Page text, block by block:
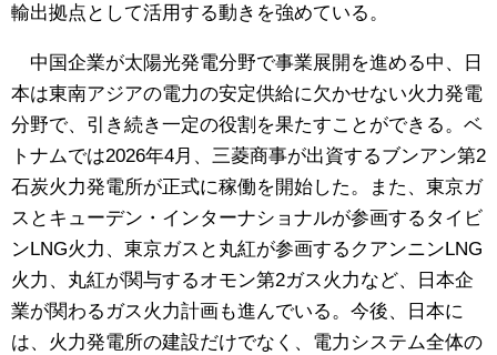
輸出拠点として活用する動きを強めている。
中国企業が太陽光発電分野で事業展開を進める中、日
本は東南アジアの電力の安定供給に欠かせない火力発電
分野で、引き続き一定の役割を果たすことができる。ベ
トナムでは2026年4月、三菱商事が出資するブンアン第2
石炭火力発電所が正式に稼働を開始した。また、東京ガ
スとキューデン・インターナショナルが参画するタイビ
ンLNG火力、東京ガスと丸紅が参画するクアンニンLNG
火力、丸紅が関与するオモン第2ガス火力など、日本企
業が関わるガス火力計画も進んでいる。今後、日本に
は、火力発電所の建設だけでなく、電力システム全体の